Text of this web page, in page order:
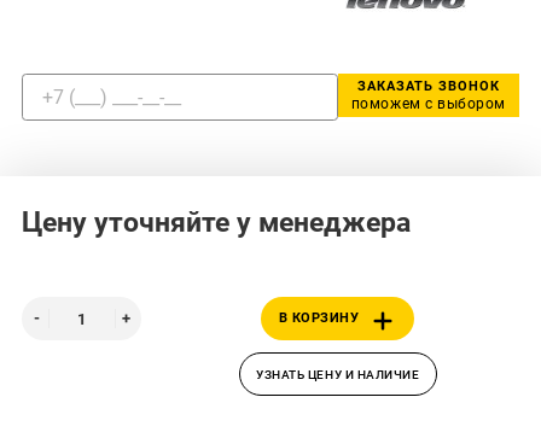
ЗАКАЗАТЬ ЗВОНОК
поможем с выбором
Цену уточняйте у менеджера
В КОРЗИНУ
УЗНАТЬ ЦЕНУ И НАЛИЧИЕ